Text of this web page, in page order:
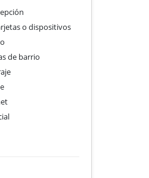
o dispositivos
de barrio